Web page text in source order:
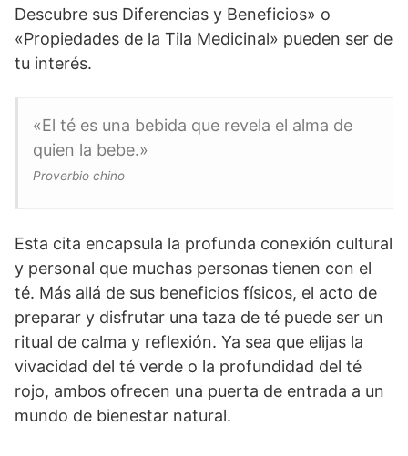
Descubre sus Diferencias y Beneficios» o
«Propiedades de la Tila Medicinal» pueden ser de
tu interés.
«El té es una bebida que revela el alma de
quien la bebe.»
Proverbio chino
Esta cita encapsula la profunda conexión cultural
y personal que muchas personas tienen con el
té. Más allá de sus beneficios físicos, el acto de
preparar y disfrutar una taza de té puede ser un
ritual de calma y reflexión. Ya sea que elijas la
vivacidad del té verde o la profundidad del té
rojo, ambos ofrecen una puerta de entrada a un
mundo de bienestar natural.